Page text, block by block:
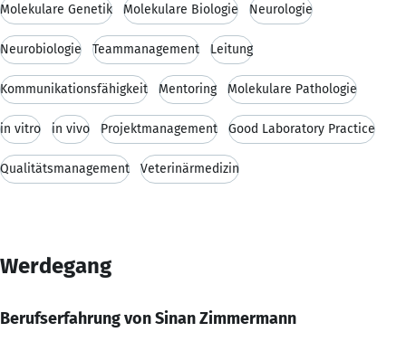
Molekulare Genetik Molekulare Biologie Neurologie
Neurobiologie Teammanagement Leitung
Kommunikationsfähigkeit Mentoring Molekulare Pathologie
in vitro in vivo Projektmanagement Good Laboratory Practice
Qualitätsmanagement Veterinärmedizin
Werdegang
Berufserfahrung von Sinan Zimmermann